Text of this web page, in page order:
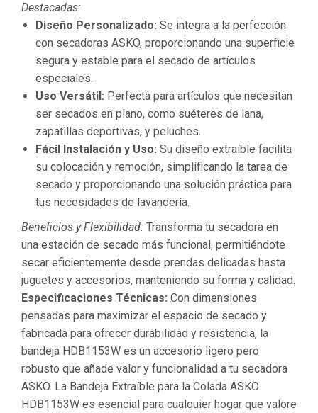
Destacadas:
Diseño Personalizado: Se integra a la perfección
con secadoras ASKO, proporcionando una superficie
segura y estable para el secado de artículos
especiales.
Uso Versátil: Perfecta para artículos que necesitan
ser secados en plano, como suéteres de lana,
zapatillas deportivas, y peluches.
Fácil Instalación y Uso: Su diseño extraíble facilita
su colocación y remoción, simplificando la tarea de
secado y proporcionando una solución práctica para
tus necesidades de lavandería.
Beneficios y Flexibilidad: Transforma tu secadora en
una estación de secado más funcional, permitiéndote
secar eficientemente desde prendas delicadas hasta
juguetes y accesorios, manteniendo su forma y calidad.
Especificaciones Técnicas: Con dimensiones
pensadas para maximizar el espacio de secado y
fabricada para ofrecer durabilidad y resistencia, la
bandeja HDB1153W es un accesorio ligero pero
robusto que añade valor y funcionalidad a tu secadora
ASKO. La Bandeja Extraíble para la Colada ASKO
HDB1153W es esencial para cualquier hogar que valore